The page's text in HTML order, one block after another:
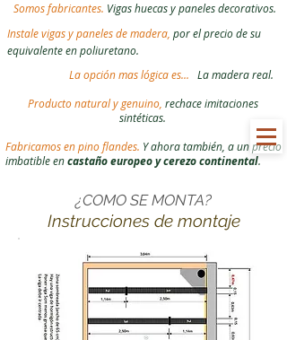
Somos fabricantes. Vigas huecas y paneles decorativos.
La opción mas lógica es...
La madera real.
Producto natural y genuino, rechace imitaciones
sintéticas.
Instale vigas y paneles de madera, por el precio de su
equivalente en poliuretano.
Fabricamos en pino flandes. Y ahora también, a un precio
imbatible encastaño europeo y cerezo continental.
¿COMO SE MONTA?
Instrucciones de montaje